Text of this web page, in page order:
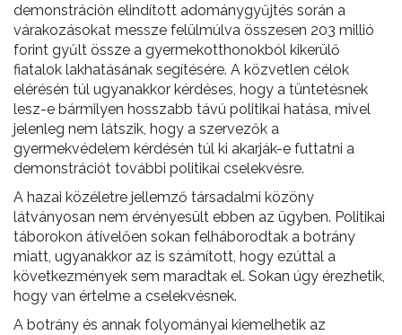
demonstráción elindított adománygyűjtés során a
várakozásokat messze felülmúlva összesen 203 millió
forint gyűlt össze a gyermekotthonokból kikerülő
fiatalok lakhatásának segítésére. A közvetlen célok
elérésén túl ugyanakkor kérdéses, hogy a tüntetésnek
lesz-e bármilyen hosszabb távú politikai hatása, mivel
jelenleg nem látszik, hogy a szervezők a
gyermekvédelem kérdésén túl ki akarják-e futtatni a
demonstrációt további politikai cselekvésre.
A hazai közéletre jellemző társadalmi közöny
látványosan nem érvényesült ebben az ügyben. Politikai
táborokon átívelően sokan felháborodtak a botrány
miatt, ugyanakkor az is számított, hogy ezúttal a
következmények sem maradtak el. Sokan úgy érezhetik,
hogy van értelme a cselekvésnek.
A botrány és annak folyományai kiemelhetik az